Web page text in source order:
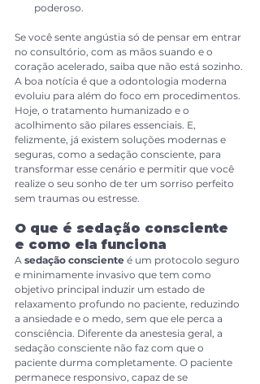
poderoso.
Se você sente angústia só de pensar em entrar
no consultório, com as mãos suando e o
coração acelerado, saiba que não está sozinho.
A boa notícia é que a odontologia moderna
evoluiu para além do foco em procedimentos.
Hoje, o tratamento humanizado e o
acolhimento são pilares essenciais. E,
felizmente, já existem soluções modernas e
seguras, como a sedação consciente, para
transformar esse cenário e permitir que você
realize o seu sonho de ter um sorriso perfeito
sem traumas ou estresse.
O que é sedação consciente
e como ela funciona
A sedação consciente é um protocolo seguro
e minimamente invasivo que tem como
objetivo principal induzir um estado de
relaxamento profundo no paciente, reduzindo
a ansiedade e o medo, sem que ele perca a
consciência. Diferente da anestesia geral, a
sedação consciente não faz com que o
paciente durma completamente. O paciente
permanece responsivo, capaz de se